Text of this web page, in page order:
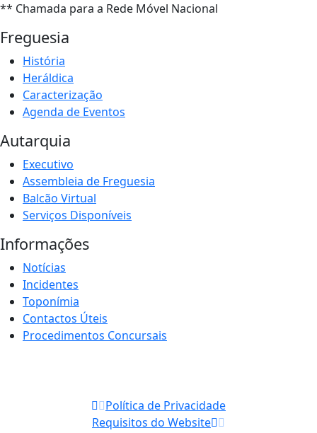
** Chamada para a Rede Móvel Nacional
Freguesia
História
Heráldica
Caracterização
Agenda de Eventos
Autarquia
Executivo
Assembleia de Freguesia
Balcão Virtual
Serviços Disponíveis
Informações
Notícias
Incidentes
Toponímia
Contactos Úteis
Procedimentos Concursais
Política de Privacidade
Requisitos do Website